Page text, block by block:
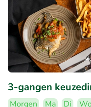
3-gangen
Morgen Ma Di Wo